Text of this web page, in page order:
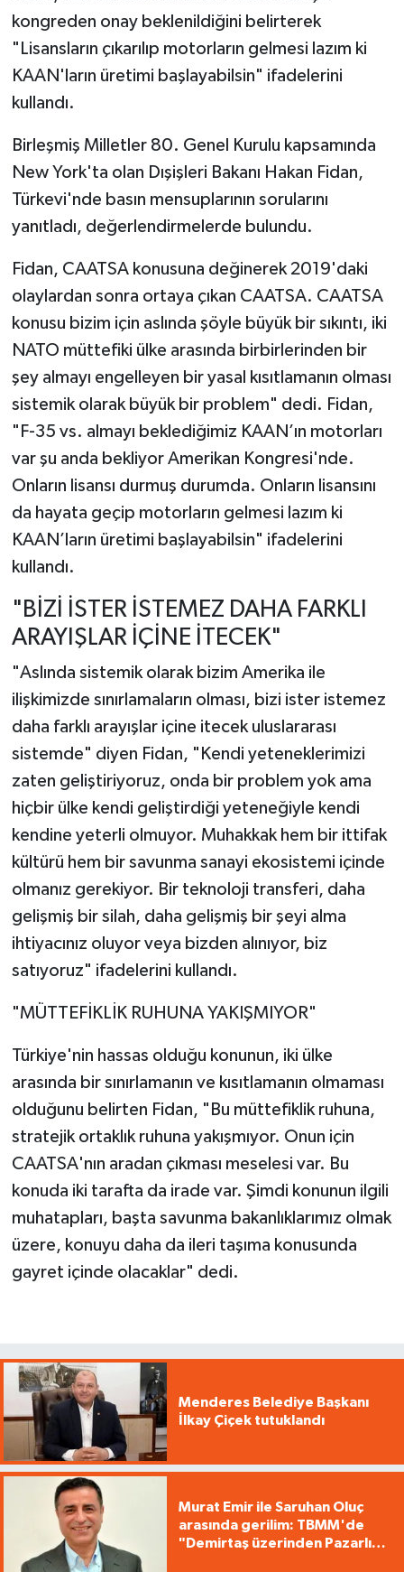
kongreden onay beklenildiğini belirterek
"Lisansların çıkarılıp motorların gelmesi lazım ki
KAAN'ların üretimi başlayabilsin" ifadelerini
kullandı.
Birleşmiş Milletler 80. Genel Kurulu kapsamında
New York'ta olan Dışişleri Bakanı Hakan Fidan,
Türkevi'nde basın mensuplarının sorularını
yanıtladı, değerlendirmelerde bulundu.
Fidan, CAATSA konusuna değinerek 2019'daki
olaylardan sonra ortaya çıkan CAATSA. CAATSA
konusu bizim için aslında şöyle büyük bir sıkıntı, iki
NATO müttefiki ülke arasında birbirlerinden bir
şey almayı engelleyen bir yasal kısıtlamanın olması
sistemik olarak büyük bir problem" dedi. Fidan,
"F-35 vs. almayı beklediğimiz KAAN’ın motorları
var şu anda bekliyor Amerikan Kongresi'nde.
Onların lisansı durmuş durumda. Onların lisansını
da hayata geçip motorların gelmesi lazım ki
KAAN’ların üretimi başlayabilsin" ifadelerini
kullandı.
"BİZİ İSTER İSTEMEZ DAHA FARKLI
ARAYIŞLAR İÇİNE İTECEK"
"Aslında sistemik olarak bizim Amerika ile
ilişkimizde sınırlamaların olması, bizi ister istemez
daha farklı arayışlar içine itecek uluslararası
sistemde" diyen Fidan, "Kendi yeteneklerimizi
zaten geliştiriyoruz, onda bir problem yok ama
hiçbir ülke kendi geliştirdiği yeteneğiyle kendi
kendine yeterli olmuyor. Muhakkak hem bir ittifak
kültürü hem bir savunma sanayi ekosistemi içinde
olmanız gerekiyor. Bir teknoloji transferi, daha
gelişmiş bir silah, daha gelişmiş bir şeyi alma
ihtiyacınız oluyor veya bizden alınıyor, biz
satıyoruz" ifadelerini kullandı.
"MÜTTEFİKLİK RUHUNA YAKIŞMIYOR"
Türkiye'nin hassas olduğu konunun, iki ülke
arasında bir sınırlamanın ve kısıtlamanın olmaması
olduğunu belirten Fidan, "Bu müttefiklik ruhuna,
stratejik ortaklık ruhuna yakışmıyor. Onun için
CAATSA'nın aradan çıkması meselesi var. Bu
konuda iki tarafta da irade var. Şimdi konunun ilgili
muhatapları, başta savunma bakanlıklarımız olmak
üzere, konuyu daha da ileri taşıma konusunda
gayret içinde olacaklar" dedi.
Menderes Belediye Başkanı
İlkay Çiçek tutuklandı
Murat Emir ile Saruhan Oluç
arasında gerilim: TBMM'de
"Demirtaş üzerinden Pazarlık